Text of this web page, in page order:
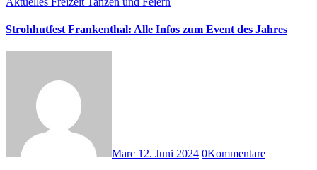
Strohhutfest Frankenthal: Alle Infos zum Event des Jahres
Marc 12. Juni 2024 0Kommentare